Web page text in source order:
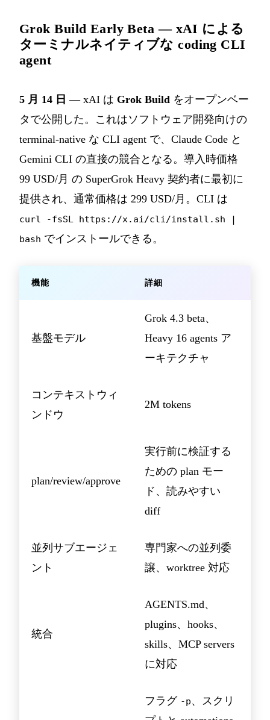
Grok Build Early Beta — xAI による
ターミナルネイティブな coding CLI
agent
5 月 14 日 — xAI は Grok Build をオープンベー
タで公開した。これはソフトウェア開発向けの
terminal-native な CLI agent で、Claude Code と
Gemini CLI の直接の競合となる。導入時価格
99 USD/月 の SuperGrok Heavy 契約者に最初に
提供され、通常価格は 299 USD/月。CLI は
curl -fsSL https://x.ai/cli/install.sh |
bash でインストールできる。
機能 詳細
基盤モデル
Grok 4.3 beta、
Heavy 16 agents ア
ーキテクチャ
コンテキストウィ
ンドウ
2M tokens
plan/review/approve
実行前に検証する
ための plan モー
ド、読みやすい
diff
並列サブエージェ
ント
専門家への並列委
譲、worktree 対応
統合
AGENTS.md、
plugins、hooks、
skills、MCP servers
に対応
フラグ -p、スクリ